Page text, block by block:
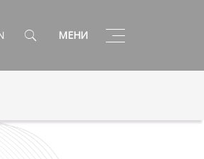
МЕНИ Toggle
navigation